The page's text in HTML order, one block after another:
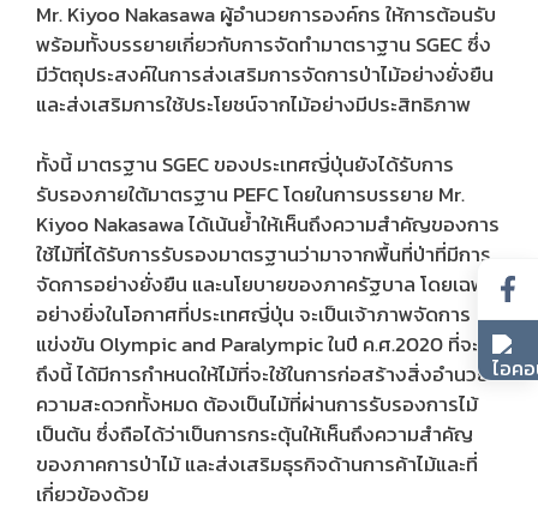
Mr. Kiyoo Nakasawa ผู้อำนวยการองค์กร ให้การต้อนรับ
พร้อมทั้งบรรยายเกี่ยวกับการจัดทำมาตราฐาน SGEC ซึ่ง
มีวัตถุประสงค์ในการส่งเสริมการจัดการป่าไม้อย่างยั่งยืน
และส่งเสริมการใช้ประโยชน์จากไม้อย่างมีประสิทธิภาพ
ทั้งนี้ มาตรฐาน SGEC ของประเทศญี่ปุ่นยังได้รับการ
รับรองภายใต้มาตรฐาน PEFC โดยในการบรรยาย Mr.
Kiyoo Nakasawa ได้เน้นย้ำให้เห็นถึงความสำคัญของการ
ใช้ไม้ที่ได้รับการรับรองมาตรฐานว่ามาจากพื้นที่ป่าที่มีการ
จัดการอย่างยั่งยืน และนโยบายของภาครัฐบาล โดยเฉพาะ
อย่างยิ่งในโอกาศที่ประเทศญี่ปุ่น จะเป็นเจ้าภาพจัดการ
แข่งขัน Olympic and Paralympic ในปี ค.ศ.2020 ที่จะ
ถึงนี้ ได้มีการกำหนดให้ไม้ที่จะใช้ในการก่อสร้างสิ่งอำนวย
ความสะดวกทั้งหมด ต้องเป็นไม้ที่ผ่านการรับรองการไม้
เป็นต้น ซึ่งถือได้ว่าเป็นการกระตุ้นให้เห็นถึงความสำคัญ
ของภาคการป่าไม้ และส่งเสริมธุรกิจด้านการค้าไม้และที่
เกี่ยวข้องด้วย